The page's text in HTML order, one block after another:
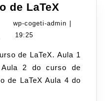
de LaTeX
do
LaTeX
wp-cogeti-admin wp-
19:25
2 do curso de
de LaTeX Aula 4 do